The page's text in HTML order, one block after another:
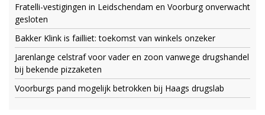
Fratelli-vestigingen in Leidschendam en Voorburg onverwacht
gesloten
Bakker Klink is failliet: toekomst van winkels onzeker
Jarenlange celstraf voor vader en zoon vanwege drugshandel
bij bekende pizzaketen
Voorburgs pand mogelijk betrokken bij Haags drugslab